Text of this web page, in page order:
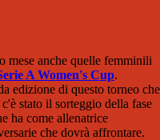
mese anche quelle femminili
A Women's Cup.
edizione di questo torneo che
stato il sorteggio della fase
ha come allenatrice
che dovrà affrontare.